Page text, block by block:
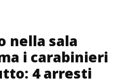
nella sala
i carabinieri
4 arresti